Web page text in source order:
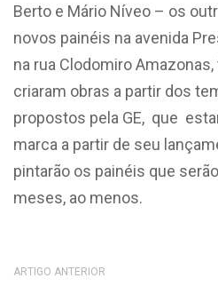
Berto e Mário Níveo – os
novos painéis na avenida
na rua Clodomiro
criaram obras a partir dos
propostos pela GE, que
marca a partir de seu
pintarão os painéis que
meses, ao menos.
ARTIGO ANTERIOR